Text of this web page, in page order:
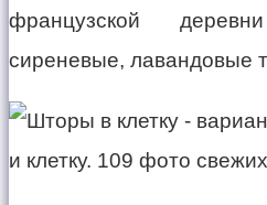
французской
сиреневые, лавандовые